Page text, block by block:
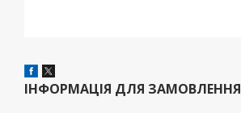
ІНФОРМАЦІЯ ДЛЯ ЗАМОВЛЕННЯ